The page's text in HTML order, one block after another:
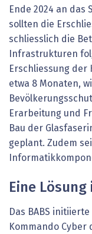
Ende 2024 an das
sollten die
schliesslich die
Infrastrukturen
Erschliessung der
etwa 8 Monaten,
Erarbeitung und
Bau der
geplant. Zudem
Eine
Das BABS
Kommando Cyber